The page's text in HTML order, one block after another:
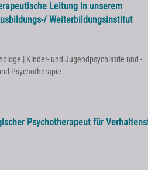
Leitung in unserem
Weiterbildungsinstitut
| Kinder- und Jugendpsychiatrie und -
Psychotherapie
Psychotherapeut für